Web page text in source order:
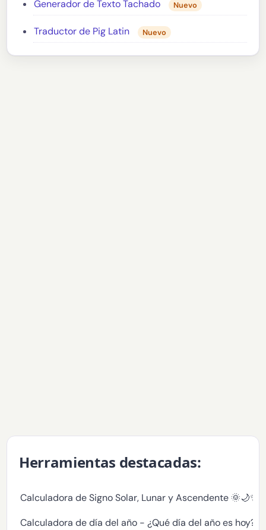
Generador de Texto Tachado Nuevo
Traductor de Pig Latin Nuevo
Herramientas destacadas:
Calculadora de Signo Solar, Lunar y Ascendente 🌞🌙✨
Calculadora de día del año - ¿Qué día del año es hoy?